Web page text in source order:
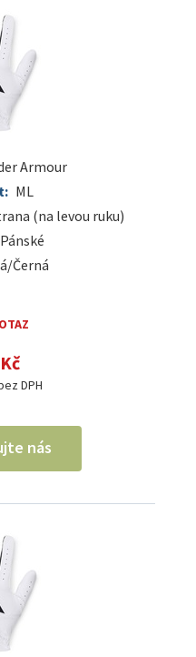
Armour
ML
(na levou ruku)
Pánské
Černá
DPH
nás